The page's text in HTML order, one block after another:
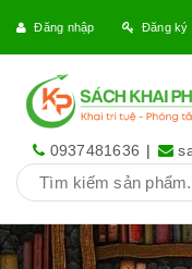
Đăng nhập Đăng ký
0937481636 |